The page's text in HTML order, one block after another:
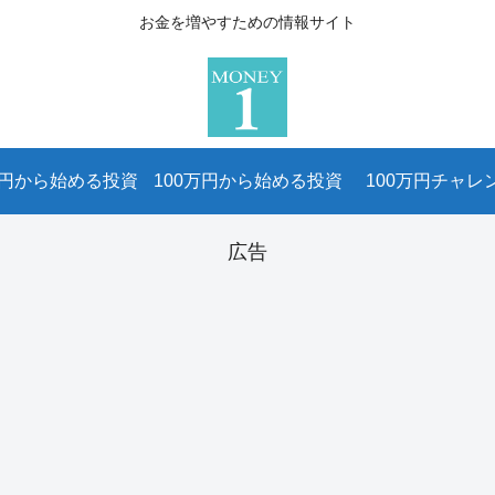
お金を増やすための情報サイト
から始める投資 100万円から始める投資 100万円チャレ
広告